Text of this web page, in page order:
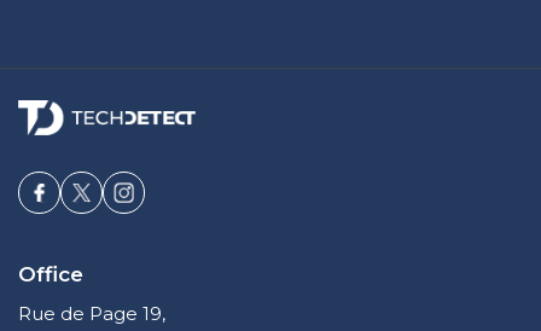
Office
Rue de Page 19,